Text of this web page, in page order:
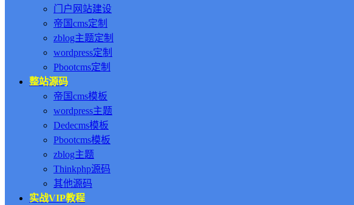
门户网站建设
帝国cms定制
zblog主题定制
wordpress定制
Pbootcms定制
整站源码
帝国cms模板
wordpress主题
Dedecms模板
Pbootcms模板
zblog主题
Thinkphp源码
其他源码
实战VIP教程